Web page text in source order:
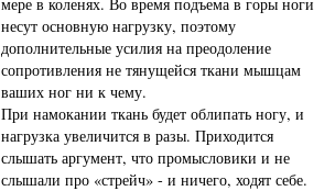
несут основную нагрузку, поэтому
дополнительные усилия на преодоление
сопротивления не тянущейся ткани мышцам
ваших ног ни к чему.
При намокании ткань будет облипать ногу, и
нагрузка увеличится в разы. Приходится
слышать аргумент, что промысловики и не
слышали про «стрейч» - и ничего, ходят себе.